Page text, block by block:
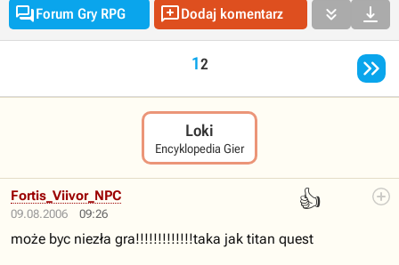
Forum Gry RPG Dodaj komentarz  
12 
Loki
Encyklopedia Gier
09.08.2006 09:26
👍
Fortis_Viivor_NPC
może byc niezła gra!!!!!!!!!!!!!taka jak titan quest